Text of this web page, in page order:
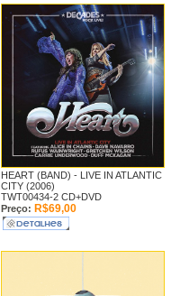
HEART (BAND) - LIVE IN ATLANTIC
CITY (2006)
TWT00434-2 CD+DVD
Preço: R$69,00